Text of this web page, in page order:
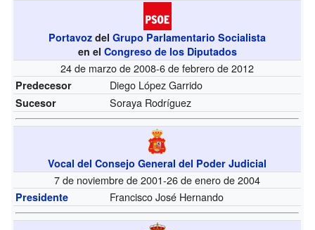
Portavoz delGrupo Parlamentario Socialista
en el Congreso de los Diputados
24 de marzo de 2008-6 de febrero de 2012
Predecesor Diego López Garrido
Sucesor Soraya Rodríguez
Vocal del Consejo General del Poder Judicial
7 de noviembre de 2001-26 de enero de 2004
Presidente Francisco José Hernando